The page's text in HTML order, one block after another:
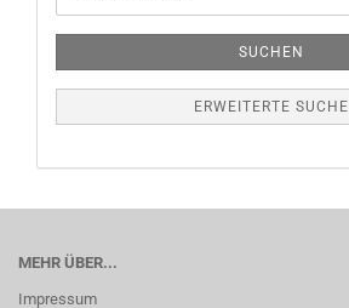
SUCHEN
ERWEITERTE SUCHE
MEHR ÜBER...
Impressum